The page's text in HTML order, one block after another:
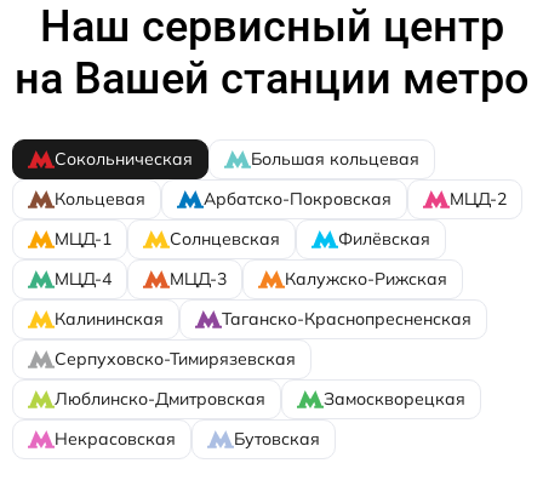
Наш сервисный центр
на Вашей станции метро
Сокольническая
Большая кольцевая
Кольцевая
Арбатско-Покровская
МЦД-2
МЦД-1
Солнцевская
Филёвская
МЦД-4
МЦД-3
Калужско-Рижская
Калининская
Таганско-Краснопресненская
Серпуховско-Тимирязевская
Люблинско-Дмитровская
Замоскворецкая
Некрасовская
Бутовская